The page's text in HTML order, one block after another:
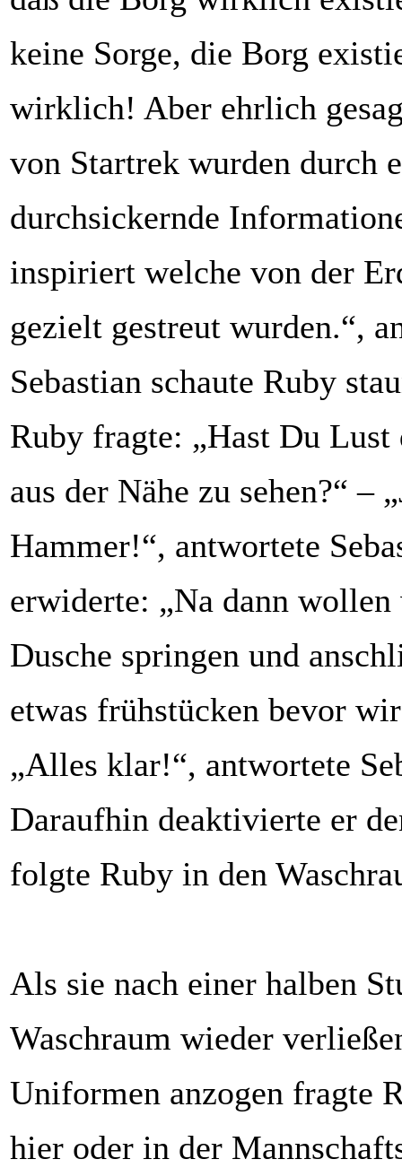
keine Sorge, die Borg
wirklich! Aber ehrlich
von Startrek wurden durch
durchsickernde
inspiriert welche von der
gezielt gestreut wurden.“,
Sebastian schaute Ruby
Ruby fragte: „Hast Du
aus der Nähe zu sehen?“ –
Hammer!“, antwortete
erwiderte: „Na dann
Dusche springen und
etwas frühstücken bevor
„Alles klar!“, antwortete
Daraufhin deaktivierte er
folgte Ruby in den
Als sie nach einer halben
Waschraum wieder
Uniformen anzogen fragte
hier oder in der